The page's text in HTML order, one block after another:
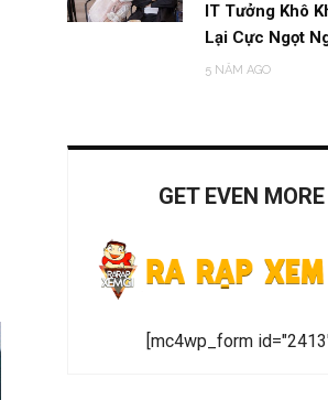
IT Tưởng Khô
Lại Cực Ngọt
5 NĂM AGO
GET EVEN MORE
[mc4wp_form